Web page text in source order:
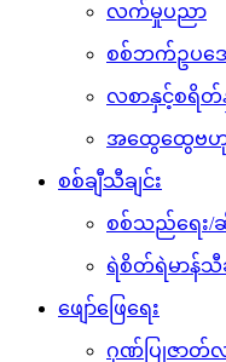
လက်မှုပညာ
စစ်ဘက်ဥပဒေ
လစာနှင့်စရိတ်
အထွေထွေဗ
စစ်ချီသီချင်း
စစ်သည်ရေး/ဆို
ရဲစိတ်ရဲမာန်သီခ
ဖျော်ဖြေရေး
ဂုဏ်ပြုဇာတ်လ